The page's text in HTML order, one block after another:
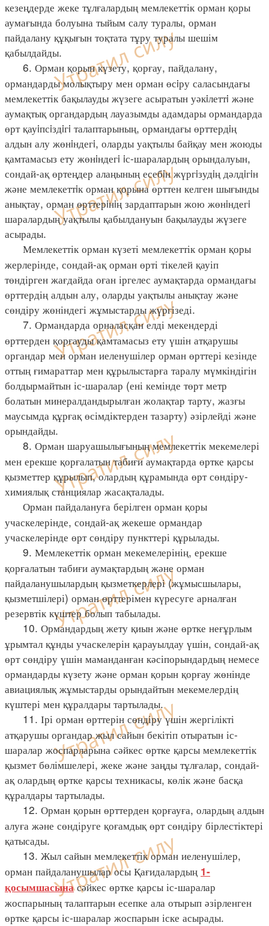
кезеңдерде жеке тұлғалардың мемлекеттік орман қоры
аумағында болуына тыйым салу туралы, орман
пайдалану құқығын тоқтата тұру туралы шешім
қабылдайды.
6. Орман қорын күзету, қорғау, пайдалану,
ормандарды молықтыру мен орман өсiру саласындағы
мемлекеттік бақылауды жүзеге асыратын уәкiлеттi және
аумақтық органдардың лауазымды адамдары ормандарда
өрт қауiпсiздiгi талаптарының, ормандағы өрттердiң
алдын алу жөнiндегi, оларды уақтылы байқау мен жоюды
қамтамасыз ету жөнiндегi iс-шаралардың орындалуын,
сондай-ақ өртеңдер алаңының есебiн жүргiзудiң дәлдiгiн
және мемлекеттiк орман қорына өрттен келген шығынды
анықтау, орман өрттерiнiң зардаптарын жою жөнiндегi
шаралардың уақтылы қабылдануын бақылауды жүзеге
асырады.
Мемлекеттік орман күзеті мемлекеттік орман қоры
жерлерінде, сондай-ақ орман өрті тікелей қауіп
төндірген жағдайда оған іргелес аумақтарда ормандағы
өрттердің алдын алу, оларды уақтылы анықтау және
сөндіру жөніндегі жұмыстарды жүргізеді.
7. Ормандарда орналасқан елді мекендерді
өрттерден қорғауды қамтамасыз ету үшін атқарушы
органдар мен орман иеленушілер орман өрттері кезінде
оттың ғимараттар мен құрылыстарға таралу мүмкіндігін
болдырмайтын іс-шаралар (ені кемінде төрт метр
болатын минералдандырылған жолақтар тарту, жазғы
маусымда құрғақ өсімдіктерден тазарту) әзірлейді және
орындайды.
8. Орман шаруашылығының мемлекеттік мекемелері
мен ерекше қорғалатын табиғи аумақтарда өртке қарсы
қызметтер құрылып, олардың құрамында өрт сөндіру-
химиялық станциялар жасақталады.
Орман пайдалануға берілген орман қоры
учаскелерінде, сондай-ақ жекеше ормандар
учаскелерінде өрт сөндіру пункттері құрылады.
9. Мемлекеттік орман мекемелерінің, ерекше
қорғалатын табиғи аумақтардың және орман
пайдаланушылардың қызметкерлері (жұмысшылары,
қызметшілері) орман өрттерімен күресуге арналған
резервтік күштер болып табылады.
10. Ормандардың жету қиын және өртке неғұрлым
ұрымтал құнды учаскелерін қарауылдау үшін, сондай-ақ
өрт сөндіру үшін маманданған кәсіпорындардың немесе
ормандарды күзету және орман қорын қорғау жөнінде
авиациялық жұмыстарды орындайтын мекемелердің
күштері мен құралдары тартылады.
11. Ірі орман өрттерін сөндіру үшін жергілікті
атқарушы органдар жыл сайын бекітіп отыратын іс-
шаралар жоспарларына сәйкес өртке қарсы мемлекеттік
қызмет бөлімшелері, жеке және заңды тұлғалар, сондай-
ақ олардың өртке қарсы техникасы, көлік және басқа
құралдары тартылады.
12. Орман қорын өрттерден қорғауға, олардың алдын
алуға және сөндіруге қоғамдық өрт сөндіру бірлестіктері
қатысады.
13. Жыл сайын мемлекеттік орман иеленушілер,
орман пайдаланушылар осы Қағидалардың 1-
қосымшасынасәйкес өртке қарсы іс-шаралар
жоспарының талаптарын есепке ала отырып әзірленген
өртке қарсы іс-шаралар жоспарын іске асырады.